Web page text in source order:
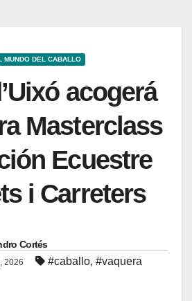
MUNDO DEL CABALLO
acogerá
Masterclass
Ecuestre
i Carreters
Cortés
2026 #caballo, #vaquera